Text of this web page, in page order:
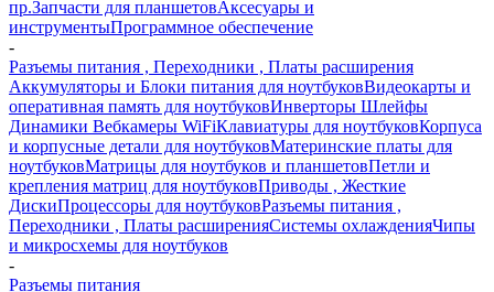
пр.Запчасти для планшетовАксесуары и
инструментыПрограммное обеспечение
-
Разъемы питания , Переходники , Платы расширения
Аккумуляторы и Блоки питания для ноутбуковВидеокарты и
оперативная память для ноутбуковИнверторы Шлейфы
Динамики Вебкамеры WiFiКлавиатуры для ноутбуковКорпуса
и корпусные детали для ноутбуковМатеринские платы для
ноутбуковМатрицы для ноутбуков и планшетовПетли и
крепления матриц для ноутбуковПриводы , Жесткие
ДискиПроцессоры для ноутбуковРазъемы питания ,
Переходники , Платы расширенияСистемы охлажденияЧипы
и микросхемы для ноутбуков
-
Разъемы питания